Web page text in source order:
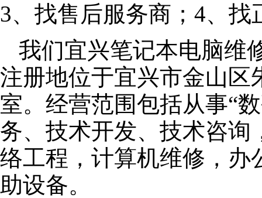
3、找售后服务商；4、找
我们宜兴笔记本电脑维
注册地位于宜兴市金山区
室。经营范围包括从事“
务、技术开发、技术咨询
络工程，计算机维修，办
助设备。